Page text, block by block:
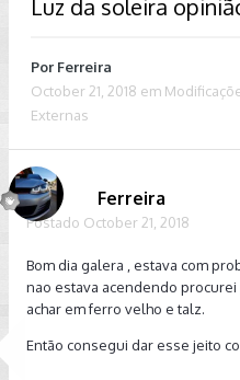
Luz da soleira
Por Ferreira
October 21, 2018 em
Externas
Ferreira
Postado October 21, 2018
Bom dia galera , estava com
nao estava acendendo
achar em ferro velho e talz.
Então consegui dar esse jeito